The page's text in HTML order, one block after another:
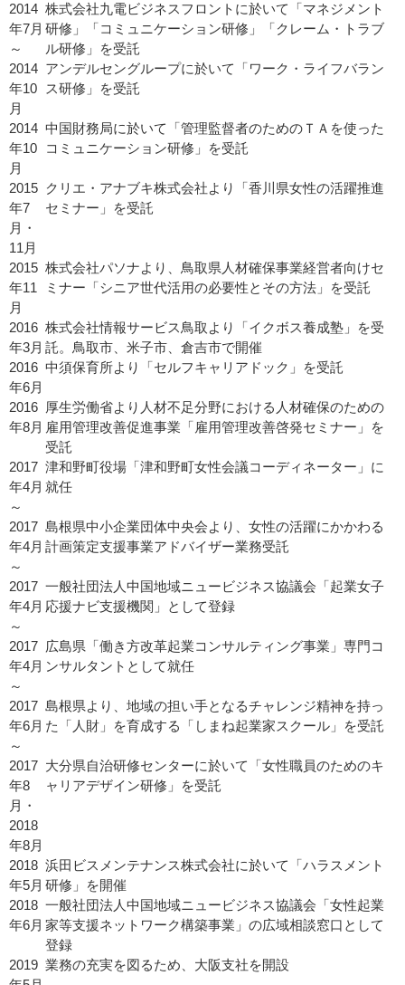
2014
年7月
～
株式会社九電ビジネスフロントに於いて「マネジメント
研修」「コミュニケーション研修」「クレーム・トラブ
ル研修」を受託
2014
年10
月
アンデルセングループに於いて「ワーク・ライフバラン
ス研修」を受託
2014
年10
月
中国財務局に於いて「管理監督者のためのＴＡを使った
コミュニケーション研修」を受託
2015
年7
月・
11月
クリエ・アナブキ株式会社より「香川県女性の活躍推進
セミナー」を受託
2015
年11
月
株式会社パソナより、鳥取県人材確保事業経営者向けセ
ミナー「シニア世代活用の必要性とその方法」を受託
2016
年3月
株式会社情報サービス鳥取より「イクボス養成塾」を受
託。鳥取市、米子市、倉吉市で開催
2016
年6月
中須保育所より「セルフキャリアドック」を受託
2016
年8月
厚生労働省より人材不足分野における人材確保のための
雇用管理改善促進事業「雇用管理改善啓発セミナー」を
受託
2017
年4月
～
津和野町役場「津和野町女性会議コーディネーター」に
就任
2017
年4月
～
島根県中小企業団体中央会より、女性の活躍にかかわる
計画策定支援事業アドバイザー業務受託
2017
年4月
～
一般社団法人中国地域ニュービジネス協議会「起業女子
応援ナビ支援機関」として登録
2017
年4月
～
広島県「働き方改革起業コンサルティング事業」専門コ
ンサルタントとして就任
2017
年6月
～
島根県より、地域の担い手となるチャレンジ精神を持っ
た「人財」を育成する「しまね起業家スクール」を受託
2017
年8
月・
2018
年8月
大分県自治研修センターに於いて「女性職員のためのキ
ャリアデザイン研修」を受託
2018
年5月
浜田ビスメンテナンス株式会社に於いて「ハラスメント
研修」を開催
2018
年6月
一般社団法人中国地域ニュービジネス協議会「女性起業
家等支援ネットワーク構築事業」の広域相談窓口として
登録
2019 業務の充実を図るため、大阪支社を開設